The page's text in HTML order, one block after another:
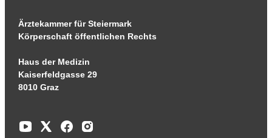
Ärztekammer für Steiermark
Körperschaft öffentlichen Rechts
Haus der Medizin
Kaiserfeldgasse 29
8010 Graz